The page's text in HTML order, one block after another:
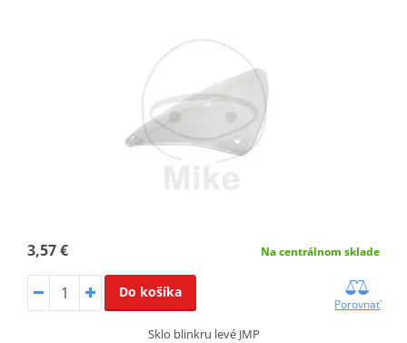
3,57 € Na centrálnom sklade
Do košíka
Porovnať
Sklo blinkru levé JMP